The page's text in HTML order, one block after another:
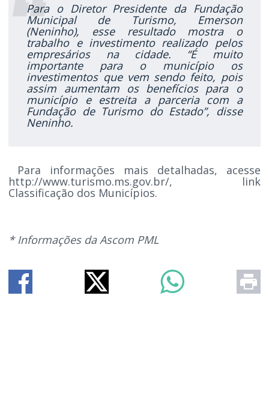
Para o Diretor Presidente da Fundação
Municipal de Turismo, Emerson
(Neninho), esse resultado mostra o
trabalho e investimento realizado pelos
empresários na cidade. “É muito
importante para o município os
investimentos que vem sendo feito, pois
assim aumentam os benefícios para o
município e estreita a parceria com a
Fundação de Turismo do Estado”, disse
Neninho.
Para informações mais detalhadas, acesse
http://www.turismo.ms.gov.br/, link
Classificação dos Municípios.
* Informações da Ascom PML